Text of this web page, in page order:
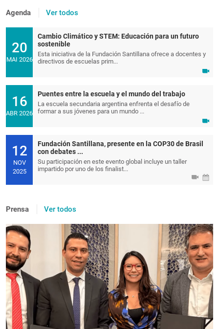
Agenda Ver todos
20
MAI 2026
Cambio Climático y STEM: Educación para un futuro
sostenible
Esta iniciativa de la Fundación Santillana ofrece a docentes y
directivos de escuelas prim...
16
ABR 2026
Puentes entre la escuela y el mundo del trabajo
La escuela secundaria argentina enfrenta el desafío de
formar a sus jóvenes para un mundo ...
12
NOV
2025
Fundación Santillana, presente en la COP30 de Brasil
con debates ...
Su participación en este evento global incluye un taller
impartido por uno de los finalist...
Prensa Ver todos